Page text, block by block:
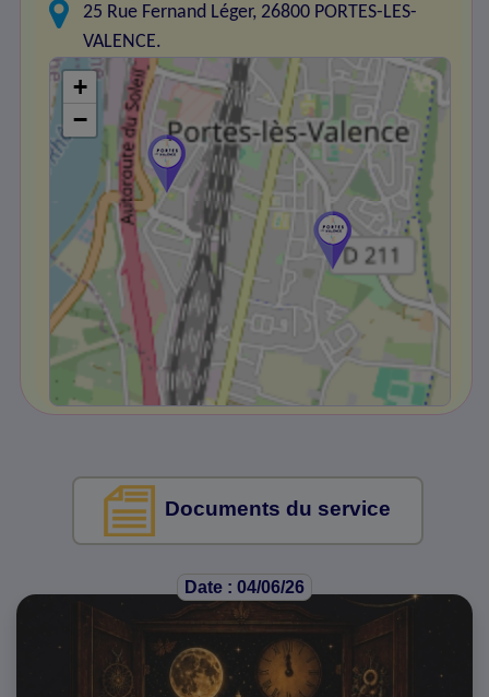
25 Rue Fernand Léger, 26800 PORTES-LES-
VALENCE.
+
−
Documents du service
Date : 04/06/26